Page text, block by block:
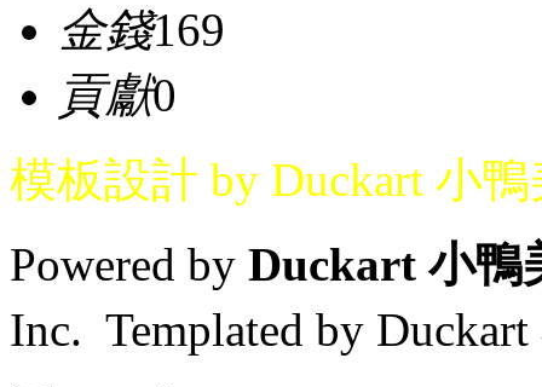
金錢169
貢獻0
模板設計 by Duckart 小
Powered by Duckart 小鴨
Inc. Templated by